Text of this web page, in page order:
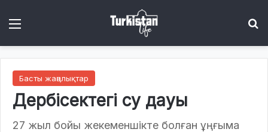
Басты жаңалықтар
Дербісектегі су дауы
27 жыл бойы жекеменшікте болған ұңғыма